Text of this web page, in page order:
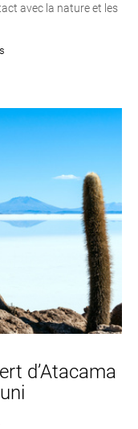
avec la nature et les
d’Atacama